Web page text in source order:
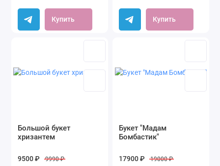
Купить Купить
Большой букет
хризантем
9500 ₽ 9990 ₽
Букет "Мадам
Бомбастик"
17900 ₽ 19000 ₽